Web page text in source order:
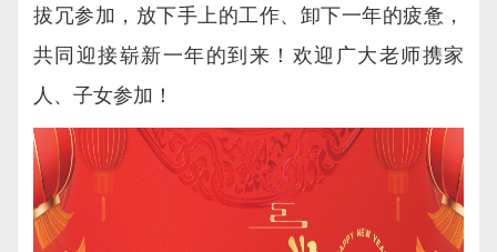
拔冗参加，放下手上的工作、卸下一年的疲惫，
共同迎接崭新一年的到来！欢迎广大老师携家
人、子女参加！